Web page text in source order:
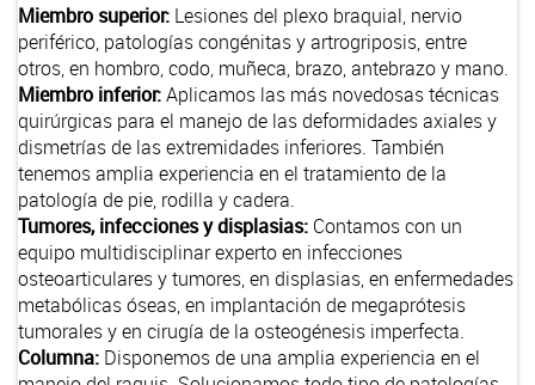
Miembro superior: Lesiones del plexo braquial, nervio
periférico, patologías congénitas y artrogriposis, entre
otros, en hombro, codo, muñeca, brazo, antebrazo y mano.
Miembro inferior:Aplicamos las más novedosas técnicas
quirúrgicas para el manejo de las deformidades axiales y
dismetrías de las extremidades inferiores. También
tenemos amplia experiencia en el tratamiento de la
patología de pie, rodilla y cadera.
Tumores, infecciones y displasias: Contamos con un
equipo multidisciplinar experto en infecciones
osteoarticulares y tumores, en displasias, en enfermedades
metabólicas óseas, en implantación de megaprótesis
tumorales y en cirugía de la osteogénesis imperfecta.
Columna: Disponemos de una amplia experiencia en el